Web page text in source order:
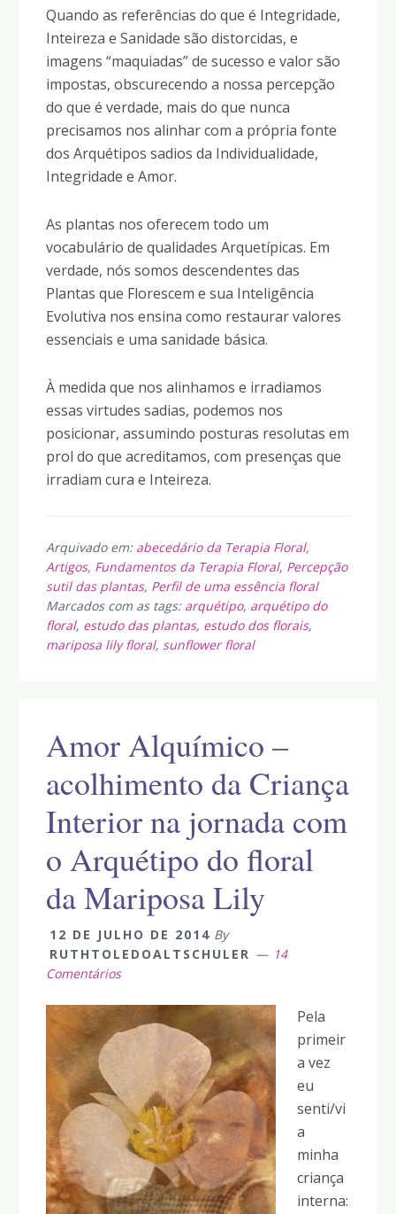
Quando as referências do que é Integridade,
Inteireza e Sanidade são distorcidas, e
imagens “maquiadas” de sucesso e valor são
impostas, obscurecendo a nossa percepção
do que é verdade, mais do que nunca
precisamos nos alinhar com a própria fonte
dos Arquétipos sadios da Individualidade,
Integridade e Amor.
As plantas nos oferecem todo um
vocabulário de qualidades Arquetípicas. Em
verdade, nós somos descendentes das
Plantas que Florescem e sua Inteligência
Evolutiva nos ensina como restaurar valores
essenciais e uma sanidade básica.
À medida que nos alinhamos e irradiamos
essas virtudes sadias, podemos nos
posicionar, assumindo posturas resolutas em
prol do que acreditamos, com presenças que
irradiam cura e Inteireza.
Arquivado em: abecedário da Terapia Floral,
Artigos, Fundamentos da Terapia Floral, Percepção
sutil das plantas, Perfil de uma essência floral
Marcados com as tags: arquétipo, arquétipo do
floral, estudo das plantas, estudo dos florais,
mariposa lily floral, sunflower floral
Amor Alquímico –
acolhimento da Criança
Interior na jornada com
o Arquétipo do floral
da Mariposa Lily
12 DE JULHO DE 2014 By
RUTHTOLEDOALTSCHULER
14
Comentários
Pela
primeir
a vez
eu
senti/vi
a
minha
criança
interna: